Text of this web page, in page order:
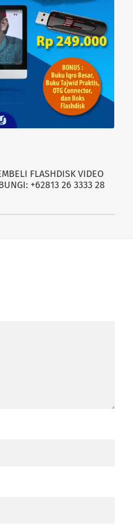
FLASHDISK VIDEO
+62813 26 3333 28